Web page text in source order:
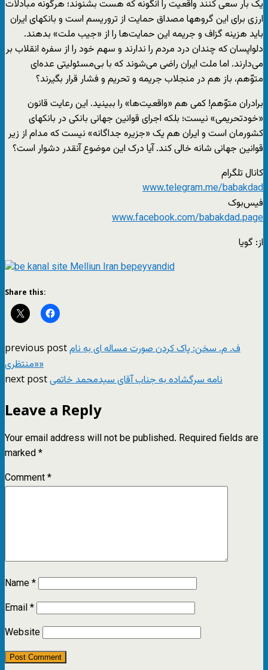
یک بار سعی کنند واقعیت را آنگونه که هست بشنوند؛ هرگونه مبادلات
ارزی برای این گروهها مصداق حمایت از تروریسم است و بانکهای ایران
باید هزینه گزاف و جریمه این حمایت‌ها را از «جیب ملت» بدهند.
دلواپسان که چندان درد مردم را ندارند و سهم خود را از سفره انقلاب بر
می‌دارند. اما ملت ایران راضی می‌شوند که با بی‌مسئولیتی عده‌ای
متوّهم، باز هم در منجلاب جریمه و تحریم و فشار قرار بگیرند؟
برادران متوّهم! کمی هم «واقعیت‌ها» را ببینید. این رعایت قانون
«خودتحریمی» نیست؛ بلکه اجرای قوانین جهانی بانکی در بانکهای
کشورمان است و ایران هم یک «جزیره جداگانه» نیست که مدام از زیر
قوانین جهانی شانه خالی کند. آیا درک این موضوع آنقدر دشوار است؟
کانال تلگرام
www.telegram.me/babakdad
فیس‌بوک
www.facebook.com/babakdad.page
از: گویا
Share this:
previous postف. م. سخن: پاک کردن صورت مساله اى به نام
«منتظرى»
next postنامه سرگشاده به جناب آقای سیدمحمد خاتمی
Leave a Reply
Your email address will not be published. Required fields are
marked*
Comment*
Name*
Email*
Website